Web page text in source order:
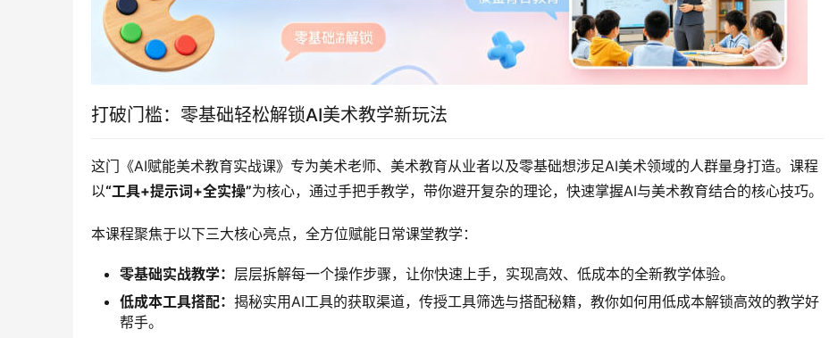
打破门槛：零基础轻松解锁AI美术教学新玩法
这门《AI赋能美术教育实战课》专为美术老师、美术教育从业者以及零基础想涉足AI美术领域的人群量身打造。课程
以“工具+提示词+全实操”为核心，通过手把手教学，带你避开复杂的理论，快速掌握AI与美术教育结合的核心技巧。
本课程聚焦于以下三大核心亮点，全方位赋能日常课堂教学：
零基础实战教学： 层层拆解每一个操作步骤，让你快速上手，实现高效、低成本的全新教学体验。
低成本工具搭配： 揭秘实用AI工具的获取渠道，传授工具筛选与搭配秘籍，教你如何用低成本解锁高效的教学好
帮手。